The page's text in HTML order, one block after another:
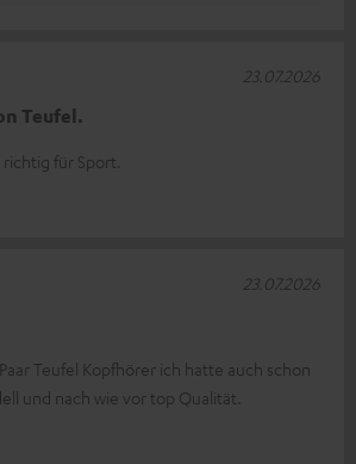
Teufel.
für Sport.
23.07.2026
Teufel Kopfhörer ich hatte auch schon
und nach wie vor top Qualität.
23.07.2026